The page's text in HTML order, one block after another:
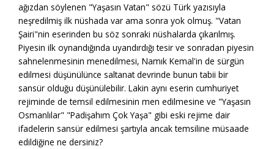
ağızdan söylenen "Yaşasın Vatan" sözü Türk yazısıyla
neşredilmiş ilk nüshada var ama sonra yok olmuş. "Vatan
Şairi"nin eserinden bu söz sonraki nüshalarda çıkarılmış.
Piyesin ilk oynandığında uyandırdığı tesir ve sonradan piyesin
sahnelenmesinin menedilmesi, Namık Kemal'in de sürgün
edilmesi düşünülünce saltanat devrinde bunun tabii bir
sansür olduğu düşünülebilir. Lakin aynı eserin cumhuriyet
rejiminde de temsil edilmesinin men edilmesine ve "Yaşasın
Osmanlılar" "Padişahım Çok Yaşa" gibi eski rejime dair
ifadelerin sansür edilmesi şartıyla ancak temsiline müsaade
edildiğine ne dersiniz?